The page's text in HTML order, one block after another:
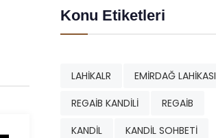
Konu Etiketleri
LAHİKALR
EMİRDAĞ LAHİKASI
REGAİB KANDİLİ
REGAİB
KANDİL
KANDİL SOHBETİ